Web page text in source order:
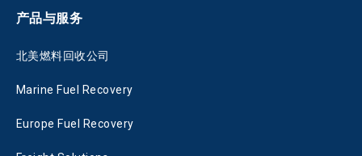
产品与服务
北美燃料回收公司
Marine Fuel Recovery
Europe Fuel Recovery